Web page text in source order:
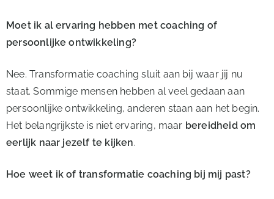
Moet ik al ervaring hebben met coaching of
persoonlijke ontwikkeling?
Nee. Transformatie coaching sluit aan bij waar jij nu
staat. Sommige mensen hebben al veel gedaan aan
persoonlijke ontwikkeling, anderen staan aan het begin.
Het belangrijkste is niet ervaring, maar bereidheid om
eerlijk naar jezelf te kijken.
Hoe weet ik of transformatie coaching bij mij past?